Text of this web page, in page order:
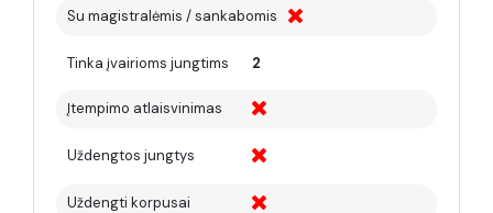
Su magistralėmis / sankabomis
Tinka įvairioms jungtims 2
Įtempimo atlaisvinimas
Uždengtos jungtys
Uždengti korpusai